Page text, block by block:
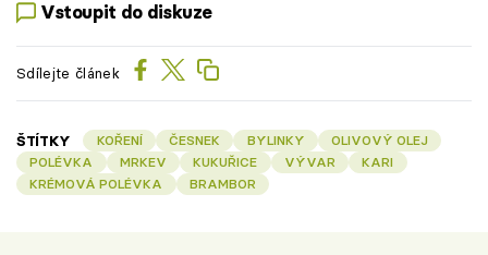
Vstoupit do diskuze
Sdílejte článek
ŠTÍTKY KOŘENÍ ČESNEK BYLINKY
OLIVOVÝ OLEJ
POLÉVKA
MRKEV KUKUŘICE VÝVAR
KARI
KRÉMOVÁ POLÉVKA
BRAMBOR